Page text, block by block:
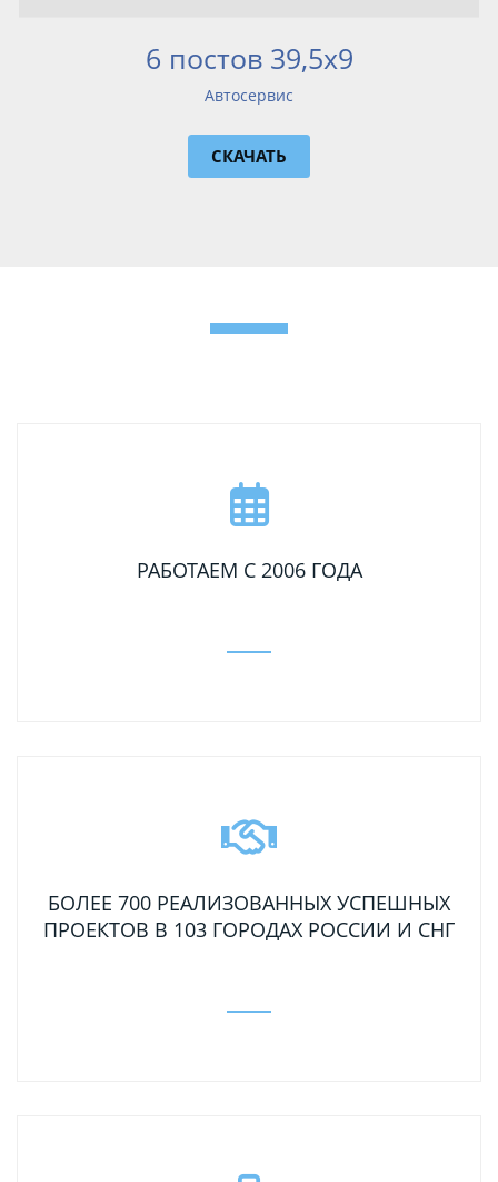
6 постов 39,5x9
Автосервис
СКАЧАТЬ
РАБОТАЕМ С 2006 ГОДА
БОЛЕЕ 700 РЕАЛИЗОВАННЫХ УСПЕШНЫХ
ПРОЕКТОВ В 103 ГОРОДАХ РОССИИ И СНГ